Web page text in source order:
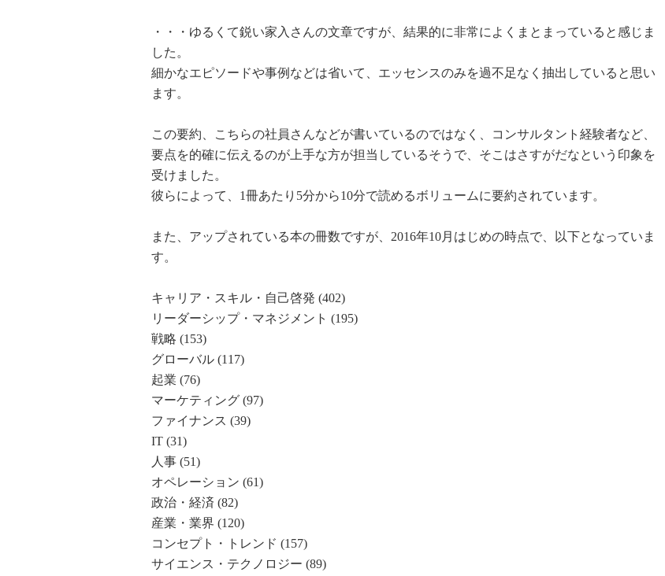
・・・ゆるくて鋭い家入さんの文章ですが、結果的に非常によくまとまっていると感じま
した。
細かなエピソードや事例などは省いて、エッセンスのみを過不足なく抽出していると思い
ます。
この要約、こちらの社員さんなどが書いているのではなく、コンサルタント経験者など、
要点を的確に伝えるのが上手な方が担当しているそうで、そこはさすがだなという印象を
受けました。
彼らによって、1冊あたり5分から10分で読めるボリュームに要約されています。
また、アップされている本の冊数ですが、2016年10月はじめの時点で、以下となっていま
す。
キャリア・スキル・自己啓発 (402)
リーダーシップ・マネジメント (195)
戦略 (153)
グローバル (117)
起業 (76)
マーケティング (97)
ファイナンス (39)
IT (31)
人事 (51)
オペレーション (61)
政治・経済 (82)
産業・業界 (120)
コンセプト・トレンド (157)
サイエンス・テクノロジー (89)